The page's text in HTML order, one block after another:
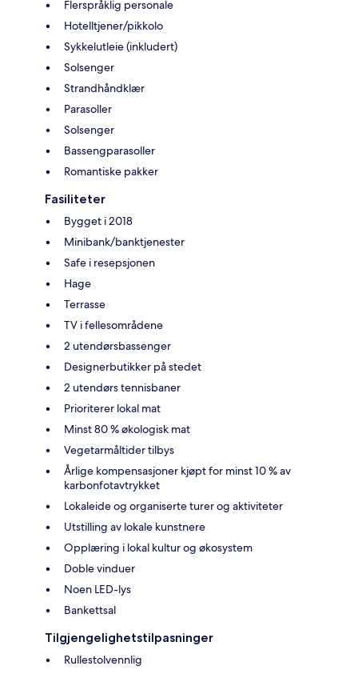
Flerspråklig personale
Hotelltjener/pikkolo
Sykkelutleie (inkludert)
Solsenger
Strandhåndklær
Parasoller
Solsenger
Bassengparasoller
Romantiske pakker
Fasiliteter
Bygget i 2018
Minibank/banktjenester
Safe i resepsjonen
Hage
Terrasse
TV i fellesområdene
2 utendørsbassenger
Designerbutikker på stedet
2 utendørs tennisbaner
Prioriterer lokal mat
Minst 80 % økologisk mat
Vegetarmåltider tilbys
Årlige kompensasjoner kjøpt for minst 10 % av
karbonfotavtrykket
Lokaleide og organiserte turer og aktiviteter
Utstilling av lokale kunstnere
Opplæring i lokal kultur og økosystem
Doble vinduer
Noen LED-lys
Bankettsal
Tilgjengelighetstilpasninger
Rullestolvennlig